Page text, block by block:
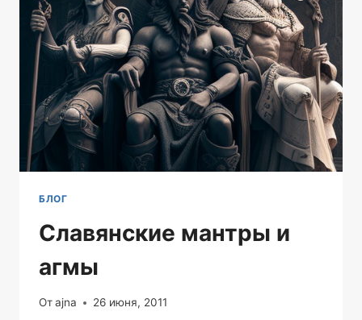
БЛОГ
Славянские мантры и
агмы
Отajna 26 июня, 2011